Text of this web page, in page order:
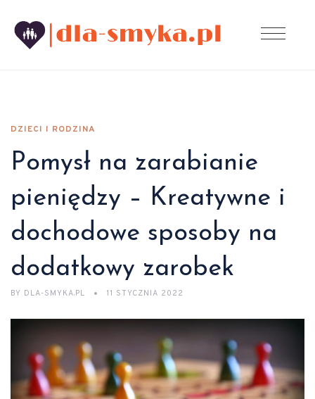
DZIECI I RODZINA
Pomysł na zarabianie
pieniędzy – Kreatywne i
dochodowe sposoby na
dodatkowy zarobek
BY DLA-SMYKA.PL 11 STYCZNIA 2022